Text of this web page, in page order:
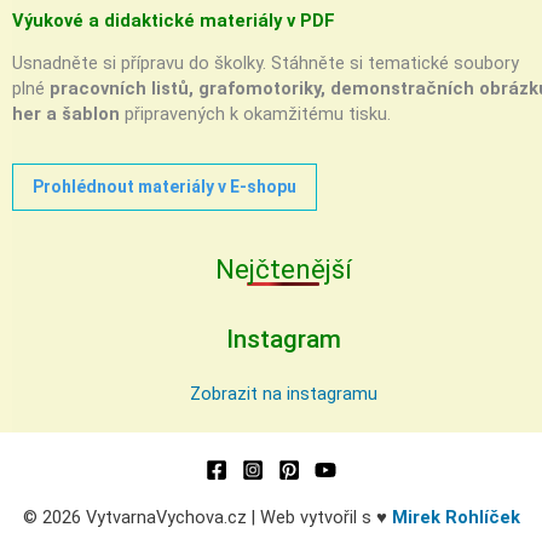
Výukové a didaktické materiály v PDF
Usnadněte si přípravu do školky. Stáhněte si tematické soubory
plné pracovních listů, grafomotoriky, demonstračních
her a šablon připravených k okamžitému tisku.
Prohlédnout materiály v E-shopu
Nejčtenější
Instagram
Zobrazit na instagramu
© 2026 VytvarnaVychova.cz | Web vytvořil s ♥ Mirek Rohlíček